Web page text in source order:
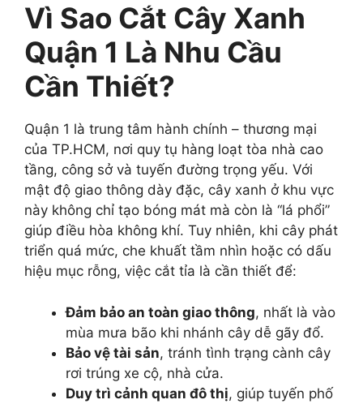
Vì Sao Cắt Cây Xanh
Quận 1 Là Nhu Cầu
Cần Thiết?
Quận 1 là trung tâm hành chính – thương mại
của TP.HCM, nơi quy tụ hàng loạt tòa nhà cao
tầng, công sở và tuyến đường trọng yếu. Với
mật độ giao thông dày đặc, cây xanh ở khu vực
này không chỉ tạo bóng mát mà còn là “lá phổi”
giúp điều hòa không khí. Tuy nhiên, khi cây phát
triển quá mức, che khuất tầm nhìn hoặc có dấu
hiệu mục rỗng, việc cắt tỉa là cần thiết để:
Đảm bảo an toàn giao thông, nhất là vào
mùa mưa bão khi nhánh cây dễ gãy đổ.
Bảo vệ tài sản, tránh tình trạng cành cây
rơi trúng xe cộ, nhà cửa.
Duy trì cảnh quan đô thị, giúp tuyến phố